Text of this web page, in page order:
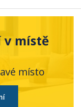
v místě
místo